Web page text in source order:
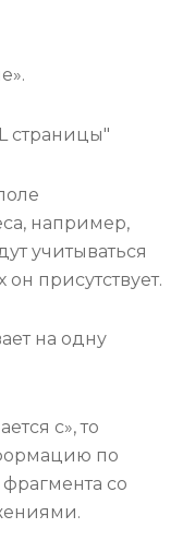
например,
учитываться
присутствует.
на одну
с», то
по
фрагмента со